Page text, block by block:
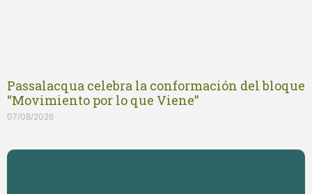
Passalacqua celebra la conformación del bloque
“Movimiento por lo que Viene”
07/08/2026